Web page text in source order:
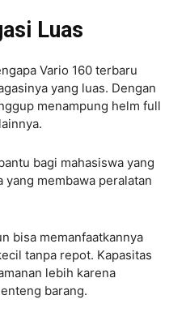
Luas
Vario 160 terbaru
yang luas. Dengan
menampung helm full
bagi mahasiswa yang
yang membawa peralatan
bisa memanfaatkannya
tanpa repot. Kapasitas
lebih karena
barang.